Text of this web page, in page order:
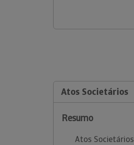
Atos Societários
Resumo
Atos Societários